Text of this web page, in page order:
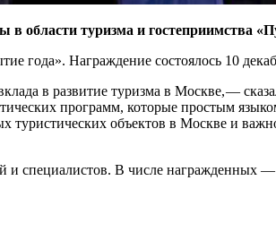
туризма и гостеприимства
года». Награждение состоялось 10
в развитие туризма в Москве, —
программ, которые простым
объектов в Москве и
специалистов. В числе награжденных —